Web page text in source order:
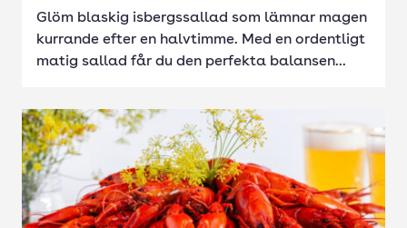
Glöm blaskig isbergssallad som lämnar magen
kurrande efter en halvtimme. Med en ordentligt
matig sallad får du den perfekta balansen...